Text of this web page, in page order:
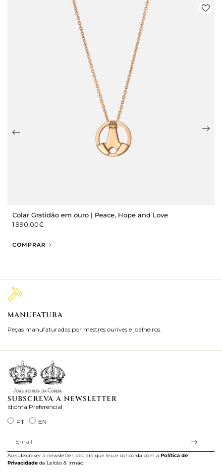
Colar Gratidão em ouro | Peace, Hope and Love
1.990,00€
COMPRAR
MANUFATURA
Peças manufaturadas por mestres ourives e joalheiros.
SUBSCREVA A NEWSLETTER
Idioma Preferencial
PT
EN
Ao subscrever à newsletter, declara que leu e concorda com a Política de
Privacidade da Leitão & Irmão.